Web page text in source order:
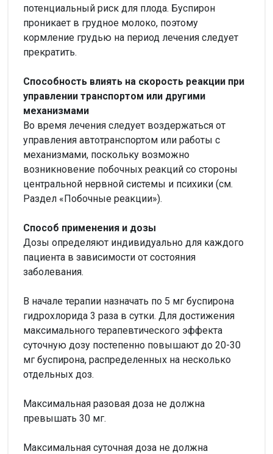
потенциальный риск для плода. Буспирон
проникает в грудное молоко, поэтому
кормление грудью на период лечения следует
прекратить.
Способность влиять на скорость реакции при
управлении транспортом или другими
механизмами
Во время лечения следует воздержаться от
управления автотранспортом или работы с
механизмами, поскольку возможно
возникновение побочных реакций со стороны
центральной нервной системы и психики (см.
Раздел «Побочные реакции»).
Способ применения и дозы
Дозы определяют индивидуально для каждого
пациента в зависимости от состояния
заболевания.
В начале терапии назначать по 5 мг буспирона
гидрохлорида 3 раза в сутки. Для достижения
максимального терапевтического эффекта
суточную дозу постепенно повышают до 20-30
мг буспирона, распределенных на несколько
отдельных доз.
Максимальная разовая доза не должна
превышать 30 мг.
Максимальная суточная доза не должна